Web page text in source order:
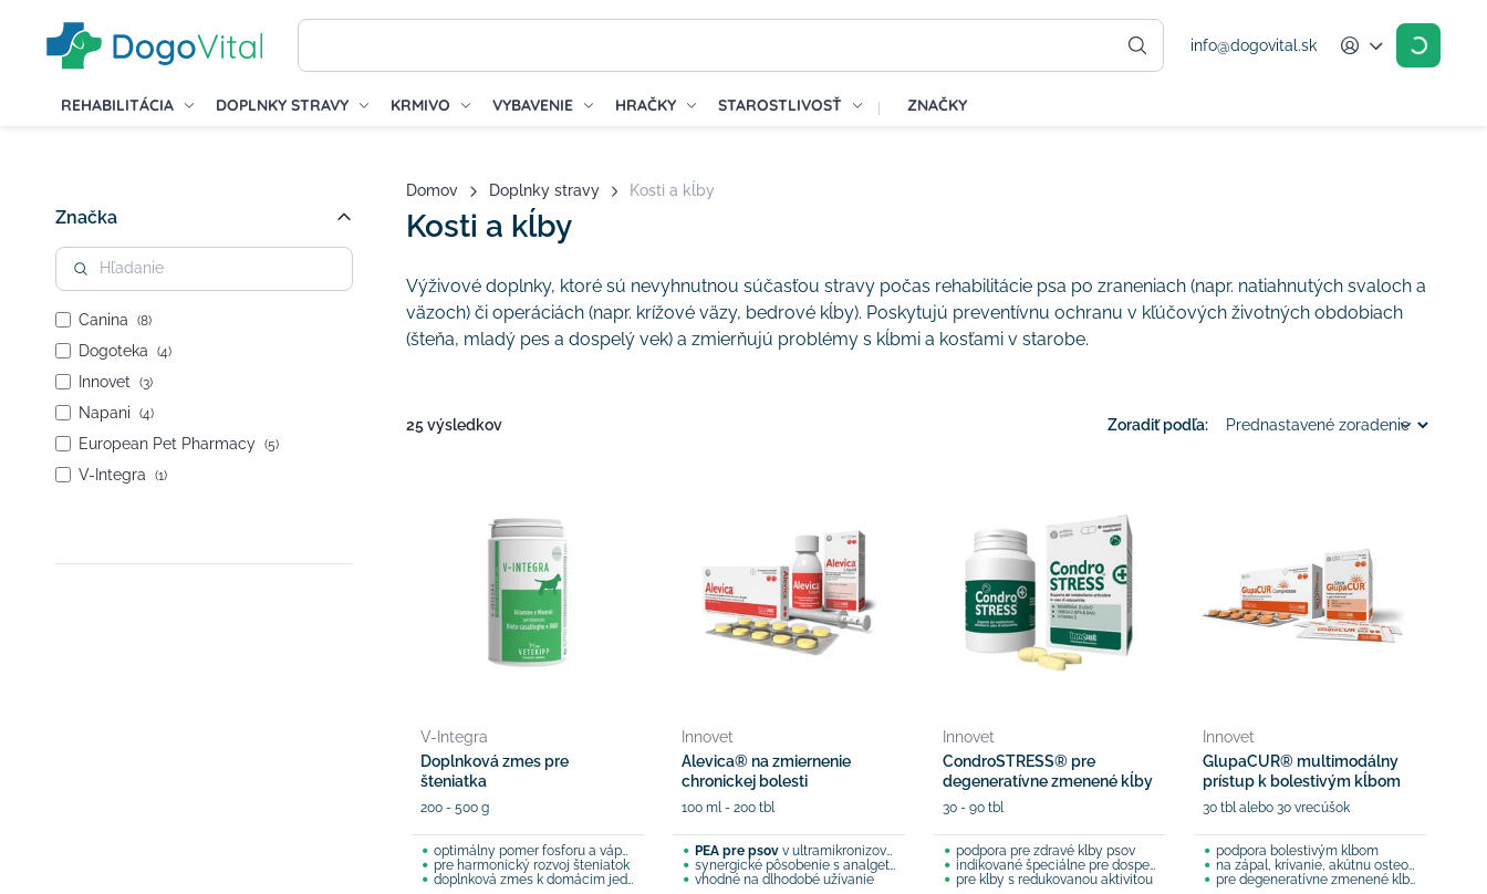
info@dogovital.sk Account
REHABILITÁCIA DOPLNKY STRAVY KRMIVO VYBAVENIE HRAČKY STAROSTLIVOSŤ ZNAČKY
Značka
Canina (8)
Dogoteka (4)
Innovet (3)
Napani (4)
European Pet Pharmacy (5)
V-Integra (1)
Domov Doplnky stravy Kosti a kĺby
Kosti a kĺby
Výživové doplnky, ktoré sú nevyhnutnou súčasťou stravy počas rehabilitácie psa po zraneniach (napr. natiahnutých svaloch a
väzoch) či operáciách (napr. krížové väzy, bedrové kĺby). Poskytujú preventívnu ochranu v kľúčových životných obdobiach
(šteňa, mladý pes a dospelý vek) a zmierňujú problémy s kĺbmi a kosťami v starobe.
25 výsledkov Zoradiť podľa:
V-Integra
Doplnková zmes pre
šteniatka
200 - 500 g
optimálny pomer fosforu a vápnika
pre harmonický rozvoj šteniatok
doplnková zmes k domácim jedlám
Innovet
Alevica® na zmiernenie
chronickej bolesti
100 ml - 200 tbl
PEA pre psovv ultramikronizovanej forme
synergické pôsobenie s analgetikami
vhodné na dlhodobé užívanie
Innovet
CondroSTRESS® pre
degeneratívne zmenené kĺby
30 - 90 tbl
podpora pre zdravé kĺby psov
indikované špeciálne pre dospelých a starších psov
pre kĺby s redukovanou aktivitou
Innovet
GlupaCUR® multimodálny
prístup k bolestivým kĺbom
30 tbl alebo 30 vrecúšok
podpora bolestivým kĺbom
na zápal, krívanie, akútnu osteoartritídu
pre degeneratívne zmenené kĺby